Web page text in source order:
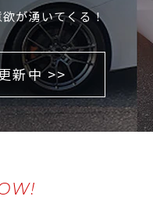
が湧いてくる！
新中 >>